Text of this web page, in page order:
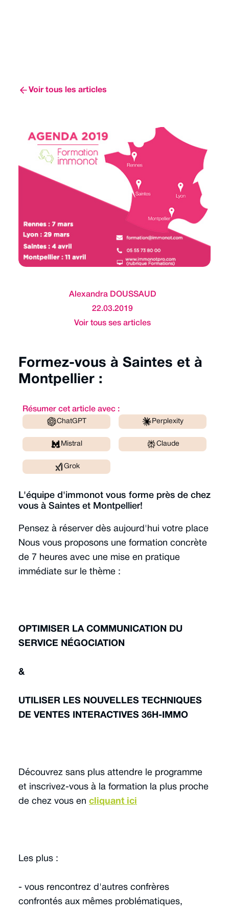
Voir tous les articles
Alexandra DOUSSAUD
22.03.2019
Voir tous ses articles
Formez-vous à Saintes et à
Montpellier :
Résumer cet article avec :
ChatGPT Perplexity
Mistral Claude
Grok
L'équipe d'immonot vous forme près de chez
vous à Saintes et Montpellier!
Pensez à réserver dès aujourd'hui votre place
Nous vous proposons une formation concrète
de 7 heures avec une mise en pratique
immédiate sur le thème :
OPTIMISER LA COMMUNICATION DU
SERVICE NÉGOCIATION
&
UTILISER LES NOUVELLES TECHNIQUES
DE VENTES INTERACTIVES 36H-IMMO
Découvrez sans plus attendre le programme
et inscrivez-vous à la formation la plus proche
de chez vous en cliquant ici
Les plus :
- vous rencontrez d'autres confrères
confrontés aux mêmes problématiques,